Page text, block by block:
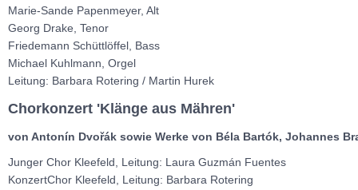
Marie-Sande Papenmeyer, Alt
Georg Drake, Tenor
Friedemann Schüttlöffel, Bass
Michael Kuhlmann, Orgel
Leitung: Barbara Rotering / Martin Hurek
Chorkonzert 'Klänge aus Mähren'
von Antonín Dvořák sowie Werke von Béla Bartók, Johannes
Junger Chor Kleefeld, Leitung: Laura Guzmán Fuentes
KonzertChor Kleefeld, Leitung: Barbara Rotering